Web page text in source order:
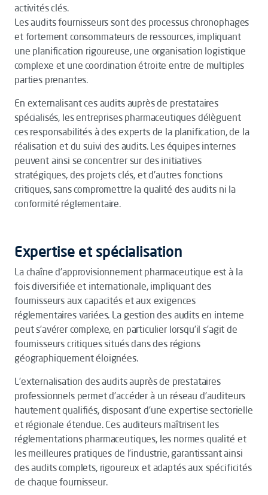
activités clés.
Les audits fournisseurs sont des processus chronophages
et fortement consommateurs de ressources, impliquant
une planification rigoureuse, une organisation logistique
complexe et une coordination étroite entre de multiples
parties prenantes.
En externalisant ces audits auprès de prestataires
spécialisés, les entreprises pharmaceutiques délèguent
ces responsabilités à des experts de la planification, de la
réalisation et du suivi des audits. Les équipes internes
peuvent ainsi se concentrer sur des initiatives
stratégiques, des projets clés, et d’autres fonctions
critiques, sans compromettre la qualité des audits ni la
conformité réglementaire.
Expertise et spécialisation
La chaîne d’approvisionnement pharmaceutique est à la
fois diversifiée et internationale, impliquant des
fournisseurs aux capacités et aux exigences
réglementaires variées. La gestion des audits en interne
peut s’avérer complexe, en particulier lorsqu’il s’agit de
fournisseurs critiques situés dans des régions
géographiquement éloignées.
L’externalisation des audits auprès de prestataires
professionnels permet d’accéder à un réseau d’auditeurs
hautement qualifiés, disposant d’une expertise sectorielle
et régionale étendue. Ces auditeurs maîtrisent les
réglementations pharmaceutiques, les normes qualité et
les meilleures pratiques de l’industrie, garantissant ainsi
des audits complets, rigoureux et adaptés aux spécificités
de chaque fournisseur.